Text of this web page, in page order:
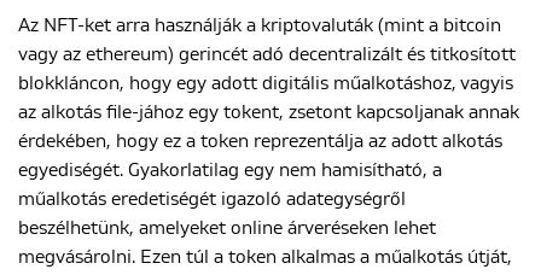
Az NFT-ket arra használják a kriptovaluták (mint a bitcoin
vagy az ethereum) gerincét adó decentralizált és titkosított
blokkláncon, hogy egy adott digitális műalkotáshoz, vagyis
az alkotás file-jához egy tokent, zsetont kapcsoljanak annak
érdekében, hogy ez a token reprezentálja az adott alkotás
egyediségét. Gyakorlatilag egy nem hamisítható, a
műalkotás eredetiségét igazoló adategységről
beszélhetünk, amelyeket online árveréseken lehet
megvásárolni. Ezen túl a token alkalmas a műalkotás útját,